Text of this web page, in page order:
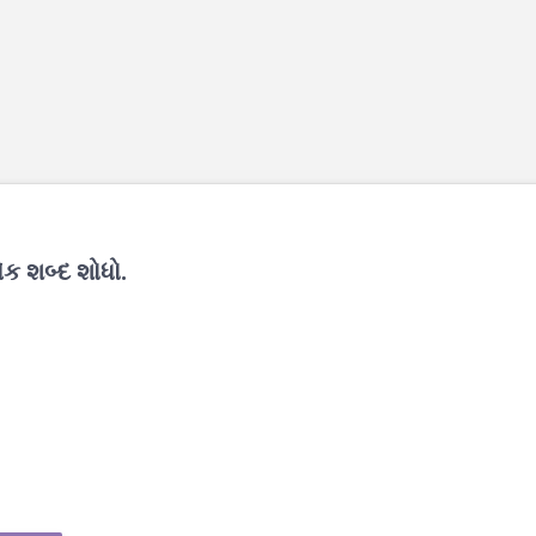
શબ્દ શોધો.